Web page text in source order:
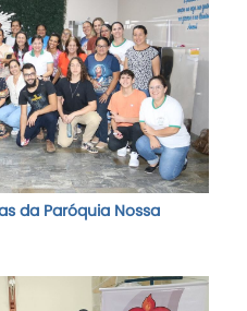
da Paróquia Nossa